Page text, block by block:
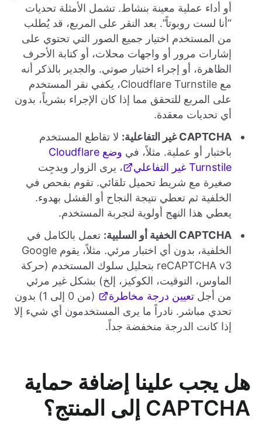
أو أداء عملية معينة بنشاط. تشمل الأمثلة تحديات
“أنا لست روبوتاً”. بعد النقر على المربع، قد يُطلب
من المستخدم اختيار جميع الصور التي تحتوي على
إشارات مرور أو واجهات محلات، أو كتابة الأحرف
الظاهرة، أو إجراء اختبار صوتي. والجدير بالذكر أنه
مع Cloudflare Turnstile، يكفي نقر المستخدم
على المربع للتحقق مما إذا كان الإجراء بشرياً، بدون
أي تحديات معقدة.
CAPTCHA غير التفاعلية:
لا تقاطع المستخدم
باختبار أو عملية. مثلاً، في
وضع Cloudflare
Turnstile غير التفاعلي
، يرى الزوار ويدجِت
صغيرة مع شريط تحميل تلقائي. تقوم بفحص في
الخلفية ثم تعطي نتيجة النجاح أو الفشل بهدوء.
يعطي هذا النهج أولوية لتجربة المستخدم.
CAPTCHA الخفية أو السلبية:
تعمل بالكامل في
الخلفية، بدون أي اختبار مرئي. مثلاً، يقوم Google
reCAPTCHA v3 بتحليل سلوك المستخدم (حركة
الماوس، التوقيت، الكوكيز، إلخ) بشكل غير مرئي
من أجل تعيين درجة مخاطرة
(من 0 إلى 1) بدون
تحدي مباشر. نادراً ما يرى المستخدمون أي شيء إلا
إذا كانت الدرجة منخفضة جداً.
هل يجب علينا إضافة حماية
CAPTCHA إلى المنتج؟